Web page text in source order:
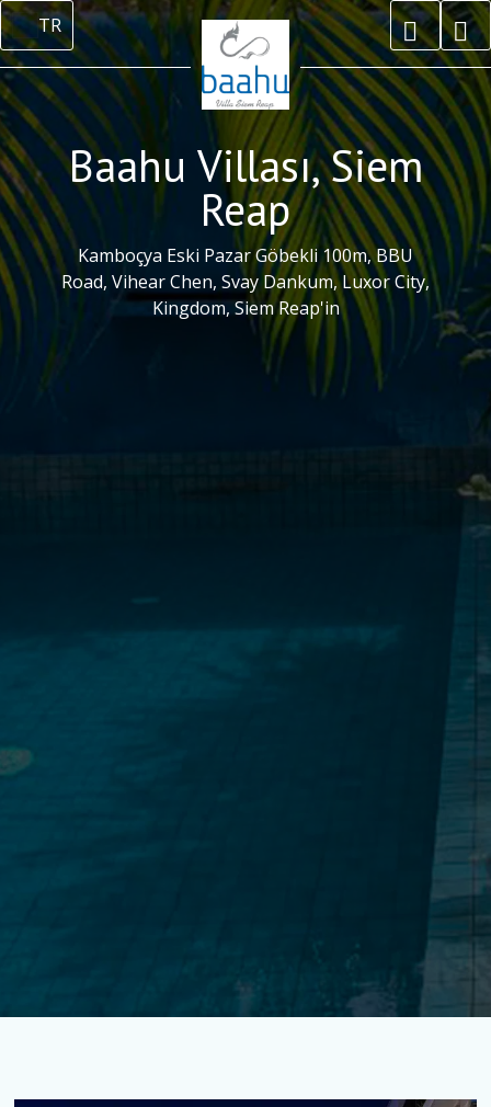
TR
Baahu Villası, Siem
Reap
Kamboçya Eski Pazar Göbekli 100m, BBU
Road, Vihear Chen, Svay Dankum, Luxor City,
Kingdom, Siem Reap'in